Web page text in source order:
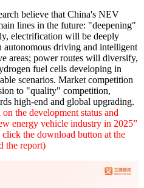
believe that China's NEV
lines in the future: "deepening"
electrification will be deeply
driving and intelligent
areas; power routes will diversify,
fuel cells developing in
scenarios. Market competition
to "quality" competition,
high-end and global upgrading.
the development status and
energy vehicle industry in 2025”
click the download button at the
the report)